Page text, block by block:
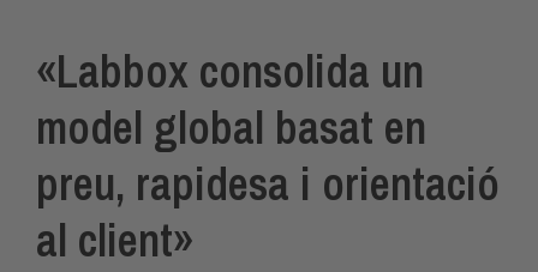
«Labbox consolida un
model global basat en
preu, rapidesa i orientació
al client»